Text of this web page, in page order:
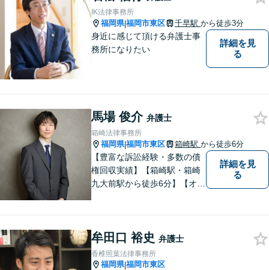
IK法律事務所
福岡県|福岡市東区 千早駅 から徒歩3分
身近に感じて頂ける弁護士事
務所になりたい
詳細を見
る
馬場 俊介 弁護士
箱崎法律事務所
福岡県|福岡市東区 箱崎駅 から徒歩6分
【豊富な訴訟経験・多数の債
権回収実績】【箱崎駅・箱崎
九大前駅から徒歩6分】【オン
ビジネス上の法的課題まで、
各種法律相談、訴訟・債権回
収等のご依頼を承っておりま
詳細を見
る
牟田口 裕史 弁護士
香椎照葉法律事務所
福岡県|福岡市東区